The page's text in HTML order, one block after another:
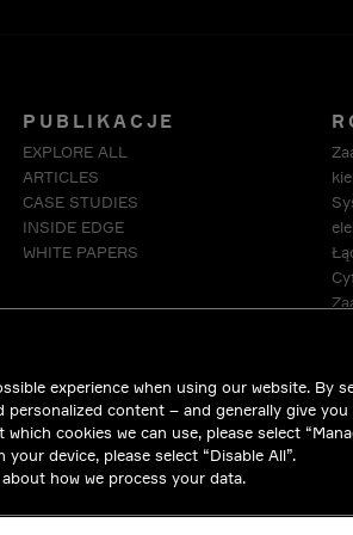
PUBLIKACJE
EXPLORE ALL
ARTICLES
CASE STUDIES
INSIDE EDGE
WHITE PAPERS
experience when using our website. By
personalized content – and generally give
cookies we can use, please select
device, please select “Disable All”.
how we process your data.